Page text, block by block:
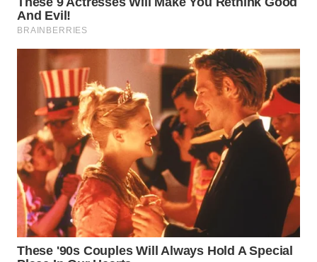
WAHANA
WAHANA
TANI
WAHANA
ADVOKAT
WAHANA
INFRASTRUKTUR
WAHANA
KONSUMEN